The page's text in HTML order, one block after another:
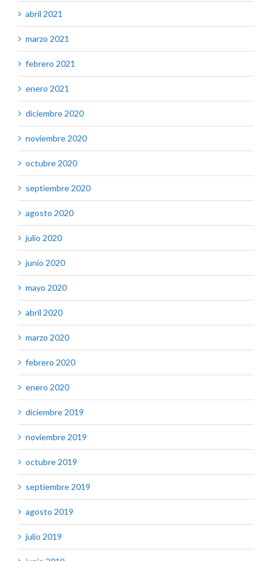
abril 2021
marzo 2021
febrero 2021
enero 2021
diciembre 2020
noviembre 2020
octubre 2020
septiembre 2020
agosto 2020
julio 2020
junio 2020
mayo 2020
abril 2020
marzo 2020
febrero 2020
enero 2020
diciembre 2019
noviembre 2019
octubre 2019
septiembre 2019
agosto 2019
julio 2019